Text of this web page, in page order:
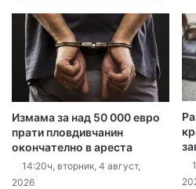
Измама за над 50 000 евро
прати пловдивчанин
окончателно в ареста
14:20ч, вторник, 4 август,
2026